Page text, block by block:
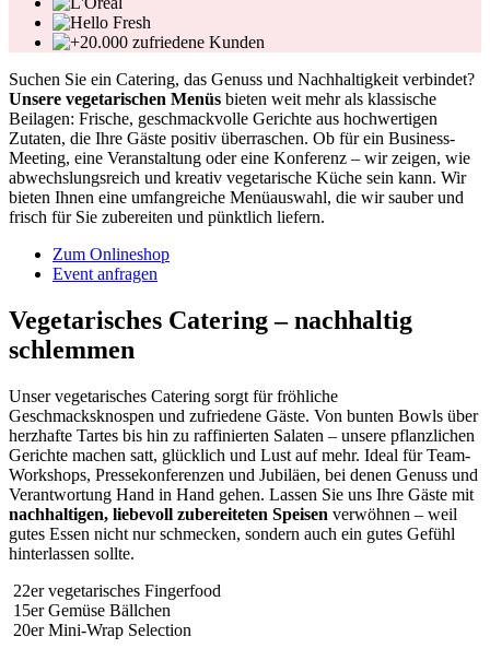
Suchen Sie ein Catering, das Genuss und Nachhaltigkeit verbindet?
Unsere vegetarischen Menüs bieten weit mehr als klassische
Beilagen: Frische, geschmackvolle Gerichte aus hochwertigen
Zutaten, die Ihre Gäste positiv überraschen. Ob für ein Business-
Meeting, eine Veranstaltung oder eine Konferenz – wir zeigen, wie
abwechslungsreich und kreativ vegetarische Küche sein kann. Wir
bieten Ihnen eine umfangreiche Menüauswahl, die wir sauber und
frisch für Sie zubereiten und pünktlich liefern.
Zum Onlineshop
Event anfragen
Vegetarisches Catering – nachhaltig
schlemmen
Unser vegetarisches Catering sorgt für fröhliche
Geschmacksknospen und zufriedene Gäste. Von bunten Bowls über
herzhafte Tartes bis hin zu raffinierten Salaten – unsere pflanzlichen
Gerichte machen satt, glücklich und Lust auf mehr. Ideal für Team-
Workshops, Pressekonferenzen und Jubiläen, bei denen Genuss und
Verantwortung Hand in Hand gehen. Lassen Sie uns Ihre Gäste mit
nachhaltigen, liebevoll zubereiteten Speisen verwöhnen – weil
gutes Essen nicht nur schmecken, sondern auch ein gutes Gefühl
hinterlassen sollte.
22er vegetarisches Fingerfood
15er Gemüse Bällchen
20er Mini-Wrap Selection